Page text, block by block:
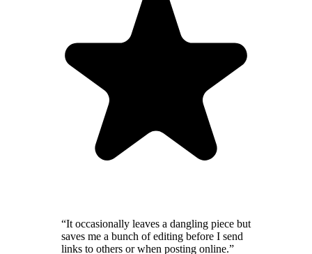
“It occasionally leaves a dangling piece but
saves me a bunch of editing before I send
links to others or when posting online.”